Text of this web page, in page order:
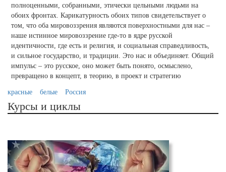
полноценными, собранными, этически цельными людьми на
обоих фронтах. Карикатурность обоих типов свидетельствует о
том, что оба мировоззрения являются поверхностными для нас –
наше истинное мировоззрение где-то в ядре русской
идентичности, где есть и религия, и социальная справедливость,
и сильное государство, и традиции. Это нас и объединяет. Общий
импульс – это русское, оно может быть понято, осмыслено,
превращено в концепт, в теорию, в проект и стратегию
красные белые Россия
Курсы и циклы